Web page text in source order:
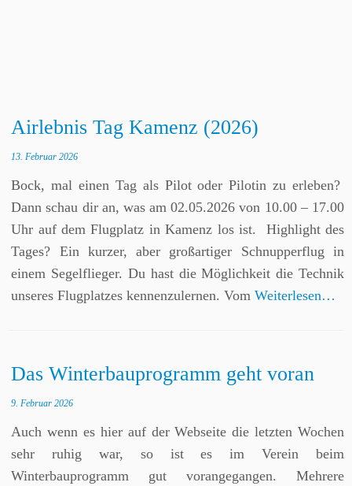
Airlebnis Tag Kamenz (2026)
13. Februar 2026
Bock, mal einen Tag als Pilot oder Pilotin zu erleben?
Dann schau dir an, was am 02.05.2026 von 10.00 – 17.00
Uhr auf dem Flugplatz in Kamenz los ist. Highlight des
Tages? Ein kurzer, aber großartiger Schnupperflug in
einem Segelflieger. Du hast die Möglichkeit die Technik
unseres Flugplatzes kennenzulernen. VomWeiterlesen…
Das Winterbauprogramm geht voran
9. Februar 2026
Auch wenn es hier auf der Webseite die letzten Wochen
sehr ruhig war, so ist es im Verein beim
Winterbauprogramm gut vorangegangen. Mehrere